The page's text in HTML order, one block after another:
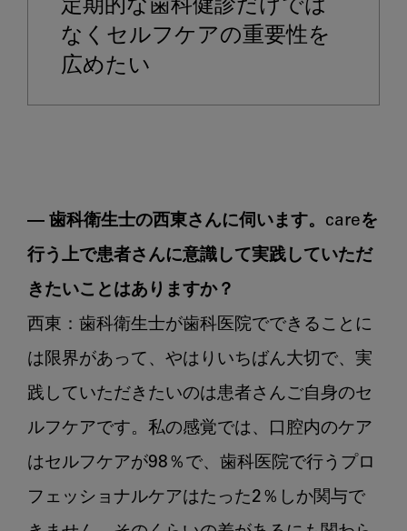
定期的な歯科健診だけでは
なくセルフケアの重要性を
広めたい
― 歯科衛生士の西東さんに伺います。careを
行う上で患者さんに意識して実践していただ
きたいことはありますか？
西東：歯科衛生士が歯科医院でできることに
は限界があって、やはりいちばん大切で、実
践していただきたいのは患者さんご自身のセ
ルフケアです。私の感覚では、口腔内のケア
はセルフケアが98％で、歯科医院で行うプロ
フェッショナルケアはたった2％しか関与で